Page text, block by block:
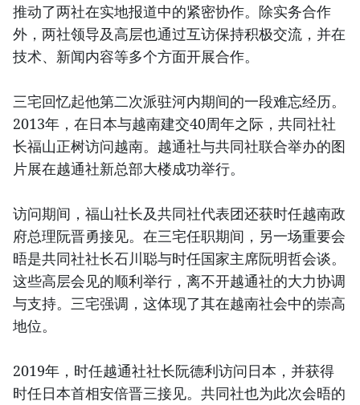
推动了两社在实地报道中的紧密协作。除实务合作
外，两社领导及高层也通过互访保持积极交流，并在
技术、新闻内容等多个方面开展合作。
三宅回忆起他第二次派驻河内期间的一段难忘经历。
2013年，在日本与越南建交40周年之际，共同社社
长福山正树访问越南。越通社与共同社联合举办的图
片展在越通社新总部大楼成功举行。
访问期间，福山社长及共同社代表团还获时任越南政
府总理阮晋勇接见。在三宅任职期间，另一场重要会
晤是共同社社长石川聪与时任国家主席阮明哲会谈。
这些高层会见的顺利举行，离不开越通社的大力协调
与支持。三宅强调，这体现了其在越南社会中的崇高
地位。
2019年，时任越通社社长阮德利访问日本，并获得
时任日本首相安倍晋三接见。共同社也为此次会晤的